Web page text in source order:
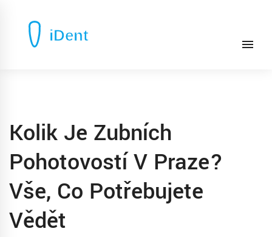
Kolik Je Zubních
Pohotovostí V Praze?
Vše, Co Potřebujete
Vědět